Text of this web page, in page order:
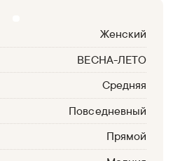
Женский
ВЕСНА-ЛЕТО
Средняя
Повседневный
Прямой